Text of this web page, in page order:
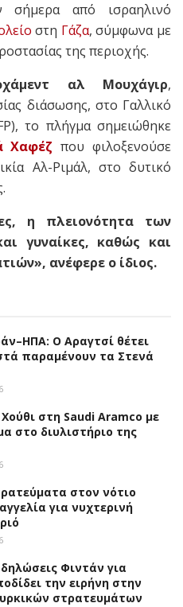
σήμερα από ισραηλινό
στη Γάζα, σύμφωνα με
της περιοχής.
αλ Μουχάγιρ,
διάσωσης, στο Γαλλικό
το πλήγμα σημειώθηκε
Χαφέζ που φιλοξενούσε
Αλ-Ριμάλ, στο δυτικό
η πλειονότητα των
γυναίκες, καθώς και
ανέφερε ο ίδιος.
Ο Αραγτσί θέτει
παραμένουν τα Στενά
στη Saudi Aramco με
στο διυλιστήριο της
στον νότιο
για νυχτερινή
Φιντάν για
την ειρήνη στην
στρατευμάτων